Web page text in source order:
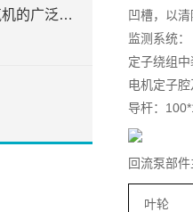
FQB型浮筒式离心曝气机的广泛应用
凹槽，以
监测系统：
定子绕组
电机定子
导杆：
回流泵部
叶轮